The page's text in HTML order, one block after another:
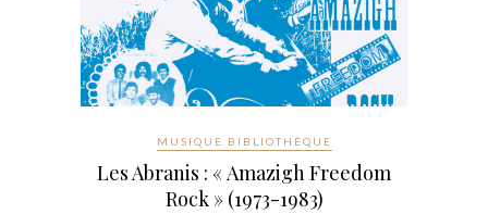
MUSIQUE BIBLIOTHÈQUE
Les Abranis : « Amazigh Freedom
Rock » (1973-1983)